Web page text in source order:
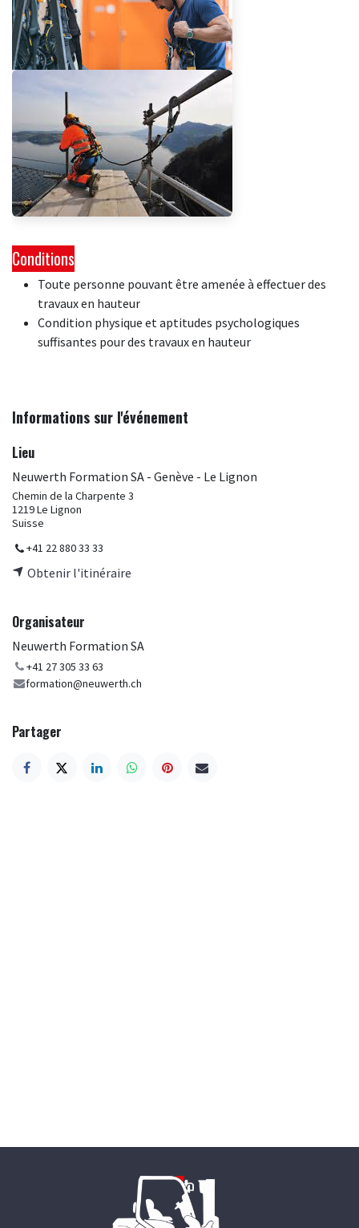
Conditions
Toute personne pouvant être amenée à effectuer des
travaux en hauteur
Condition physique et aptitudes psychologiques
suffisantes pour des travaux en hauteur
Informations sur l'événement
Lieu
Neuwerth Formation SA - Genève - Le Lignon
Chemin de la Charpente 3
1219 Le Lignon
Suisse
+41 22 880 33 33
Obtenir l'itinéraire
Organisateur
Neuwerth Formation SA
+41 27 305 33 63
formation@neuwerth.ch
Partager